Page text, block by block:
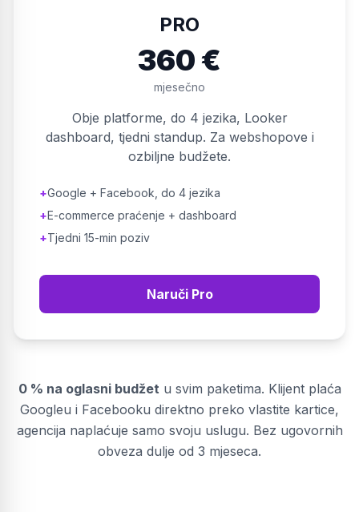
PRO
360 €
mjesečno
Obje platforme, do 4 jezika, Looker
dashboard, tjedni standup. Za webshopove i
ozbiljne budžete.
+Google + Facebook, do 4 jezika
+E-commerce praćenje + dashboard
+Tjedni 15-min poziv
Naruči Pro
0 % na oglasni budžetu svim paketima. Klijent plaća
Googleu i Facebooku direktno preko vlastite kartice,
agencija naplaćuje samo svoju uslugu. Bez ugovornih
obveza dulje od 3 mjeseca.